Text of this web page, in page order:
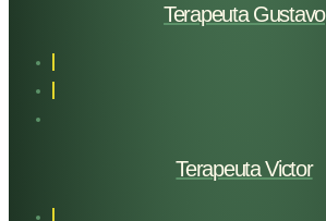
Terapeuta Gustavo
Terapeuta Victor